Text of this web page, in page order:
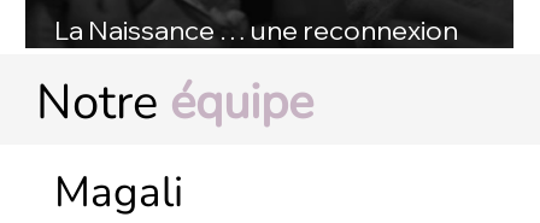
La Naissance … une reconnexion
Notre équipe
Magali